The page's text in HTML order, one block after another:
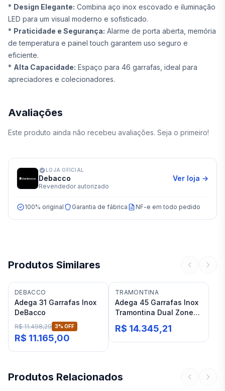
* Design Elegante: Combina aço inox escovado e iluminação
LED para um visual moderno e sofisticado.
* Praticidade e Segurança: Alarme de porta aberta, memória
de temperatura e painel touch garantem uso seguro e
eficiente.
* Alta Capacidade: Espaço para 46 garrafas, ideal para
apreciadores e colecionadores.
Avaliações
Este produto ainda não recebeu avaliações. Seja o primeiro!
LOJA OFICIAL
Debacco
Revendedor autorizado
Ver loja →
100% original Garantia de fábrica NF-e em todo pedido
Produtos Similares
DEBACCO
Adega 31 Garrafas Inox
DeBacco
R$ 11.498,29 3% OFF
R$ 11.165,00
TRAMONTINA
Adega 45 Garrafas Inox
Tramontina Dual Zone
Tsmart
R$ 14.345,21
Produtos Relacionados